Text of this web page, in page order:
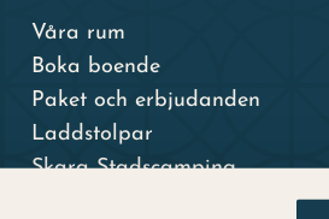
Våra rum
Boka boende
Paket och erbjudanden
Laddstolpar
Skara Stadscamping